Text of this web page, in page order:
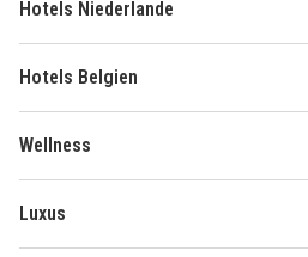
Hotels Niederlande
Hotels Belgien
Wellness
Luxus